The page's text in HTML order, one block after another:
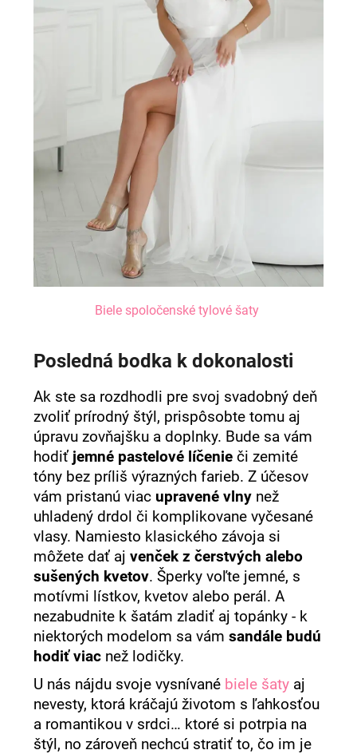
Biele spoločenské tylové šaty
Posledná bodka k dokonalosti
Ak ste sa rozdhodli pre svoj svadobný deň
zvoliť prírodný štýl, prispôsobte tomu aj
úpravu zovňajšku a doplnky. Bude sa vám
hodiť jemné pastelové líčenie či zemité
tóny bez príliš výrazných farieb. Z účesov
vám pristanú viac upravené vlny než
uhladený drdol či komplikovane vyčesané
vlasy. Namiesto klasického závoja si
môžete dať ajvenček z čerstvých alebo
sušených kvetov. Šperky voľte jemné, s
motívmi lístkov, kvetov alebo perál. A
nezabudnite k šatám zladiť aj topánky - k
niektorých modelom sa vámsandále budú
hodiť viac než lodičky.
U nás nájdu svoje vysnívané biele šaty aj
nevesty, ktorá kráčajú životom s ľahkosťou
a romantikou v srdci… ktoré si potrpia na
štýl, no zároveň nechcú stratiť to, čo im je